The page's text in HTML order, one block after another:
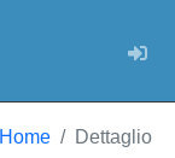
Home Dettaglio